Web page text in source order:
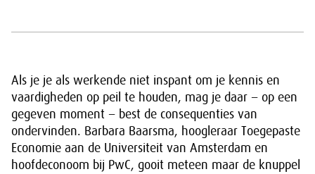
Als je je als werkende niet inspant om je kennis en
vaardigheden op peil te houden, mag je daar − op een
gegeven moment − best de consequenties van
ondervinden. Barbara Baarsma, hoogleraar Toegepaste
Economie aan de Universiteit van Amsterdam en
hoofdeconoom bij PwC, gooit meteen maar de knuppel